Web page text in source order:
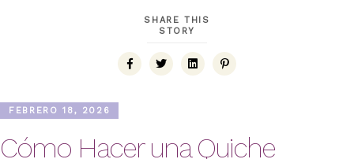
SHARE THIS
STORY
FEBRERO 18, 2026
Cómo Hacer una Quiche